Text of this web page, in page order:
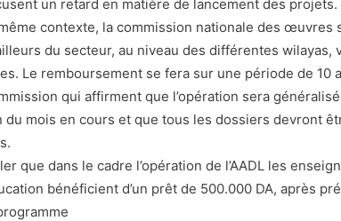
un retard en matière de lancement des projets.
contexte, la commission nationale des œuvres
du secteur, au niveau des différentes wilayas,
Le remboursement se fera sur une période de 10
qui affirment que l’opération sera
du mois en cours et que tous les dossiers devront
que dans le cadre l’opération de l’AADL les
bénéficient d’un prêt de 500.000 DA, après